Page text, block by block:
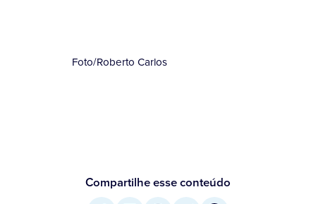
Foto/Roberto Carlos
Compartilhe esse conteúdo